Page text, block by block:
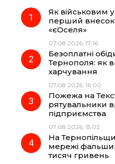
e
o
k
e
r
a
m
Як військовим
перший внесок
«єОселя»
07.08.2026, 17:16
Безоплатні
Тернополя: як
харчування
07.08.2026, 16:00
Пожежа на
рятувальники
підприємства
07.08.2026, 15:02
На
мережі
тисяч гривень